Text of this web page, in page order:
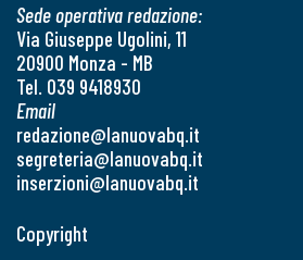
Sede operativa redazione:
Via Giuseppe Ugolini, 11
20900 Monza - MB
Tel. 039 9418930
Email
redazione@lanuovabq.it
segreteria@lanuovabq.it
inserzioni@lanuovabq.it
Copyright